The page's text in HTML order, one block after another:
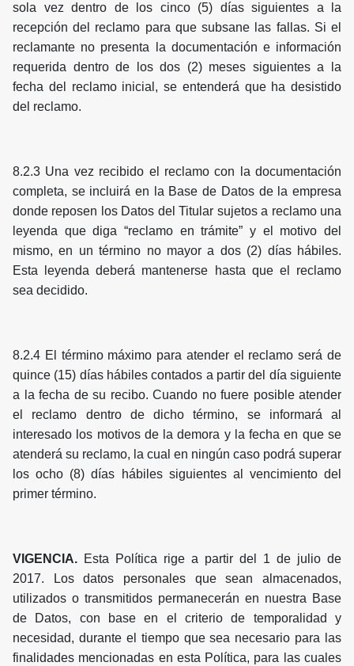
sola vez dentro de los cinco (5) días siguientes a la
recepción del reclamo para que subsane las fallas. Si el
reclamante no presenta la documentación e información
requerida dentro de los dos (2) meses siguientes a la
fecha del reclamo inicial, se entenderá que ha desistido
del reclamo.
8.2.3 Una vez recibido el reclamo con la documentación
completa, se incluirá en la Base de Datos de la empresa
donde reposen los Datos del Titular sujetos a reclamo una
leyenda que diga “reclamo en trámite” y el motivo del
mismo, en un término no mayor a dos (2) días hábiles.
Esta leyenda deberá mantenerse hasta que el reclamo
sea decidido.
8.2.4 El término máximo para atender el reclamo será de
quince (15) días hábiles contados a partir del día siguiente
a la fecha de su recibo. Cuando no fuere posible atender
el reclamo dentro de dicho término, se informará al
interesado los motivos de la demora y la fecha en que se
atenderá su reclamo, la cual en ningún caso podrá superar
los ocho (8) días hábiles siguientes al vencimiento del
primer término.
VIGENCIA. Esta Política rige a partir del 1 de julio de
2017. Los datos personales que sean almacenados,
utilizados o transmitidos permanecerán en nuestra Base
de Datos, con base en el criterio de temporalidad y
necesidad, durante el tiempo que sea necesario para las
finalidades mencionadas en esta Política, para las cuales